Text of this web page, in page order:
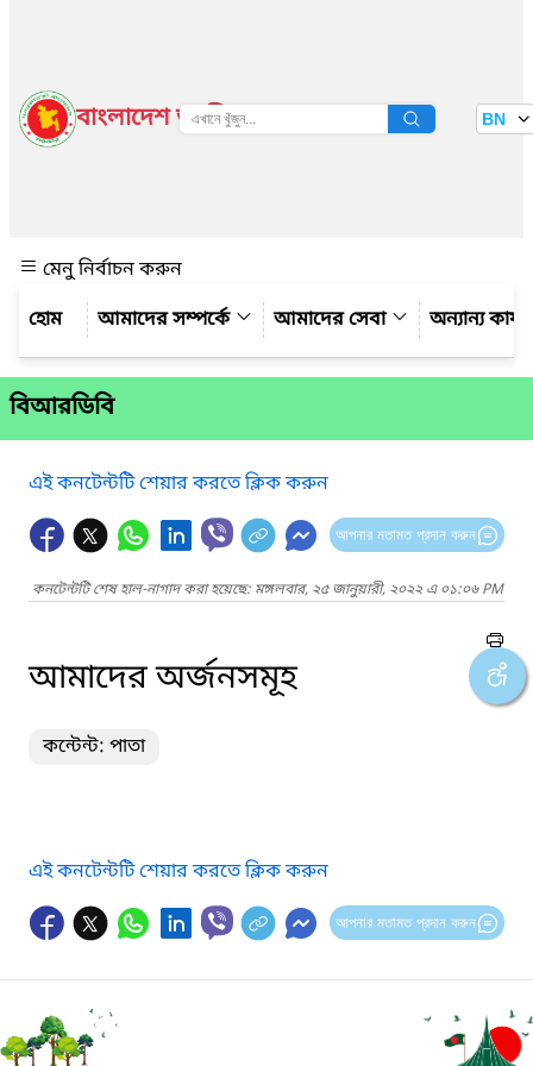
বাংলাদেশ জাতীয় তথ্য বাতায়ন BN
মেনু নির্বাচন করুন
আমাদের সম্পর্কে
আমাদের সেবা অন্যান্য
বিআরডিবি
এই কনটেন্টটি শেয়ার করতে ক্লিক করুন
আপনার মতামত প্রদান করুন
কনটেন্টটি শেষ হাল-নাগাদ করা হয়েছে: মঙ্গলবার, ২৫ জানুয়ারী, ২০২২ এ ০১:০৬ PM
আমাদের অর্জনসমূহ
কন্টেন্ট: পাতা
এই কনটেন্টটি শেয়ার করতে ক্লিক করুন
আপনার মতামত প্রদান করুন